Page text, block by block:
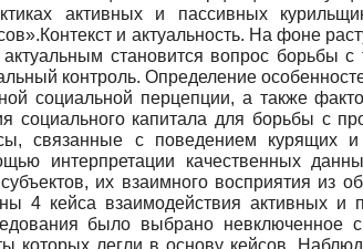
активных и пассивных
и актуальность. На фоне
становится вопрос борьбы
контроль. Определение
социальной перцепции, а также
социального капитала для борьбы с
связанные с поведением курящих
интерпретации качественных
их взаимного восприятия из
4 кейса взаимодействия активных и
было выбрано
которых легли в основу кейсов.